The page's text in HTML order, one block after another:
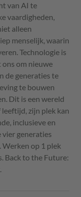
van AI te
vaardigheden,
alleen
menselijk, waarin
Technologie is
ons om nieuwe
de generaties te
te bouwen
Dit is een wereld
zijn plek kan
inclusieve en
vier generaties
Werken op 1 plek
Back to the Future: